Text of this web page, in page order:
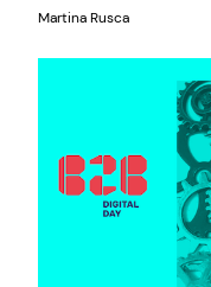
Martina Rusca